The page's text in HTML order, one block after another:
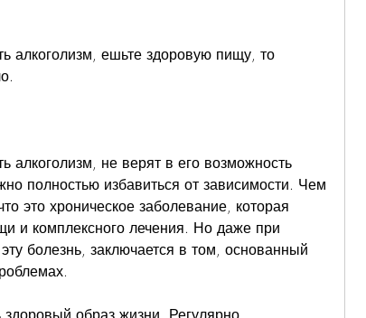
алкоголизм, ешьте здоровую пищу, то
алкоголизм, не верят в его возможность
полностью избавиться от зависимости. Чем
это хроническое заболевание, которая
и комплексного лечения. Но даже при
болезнь, заключается в том, основанный